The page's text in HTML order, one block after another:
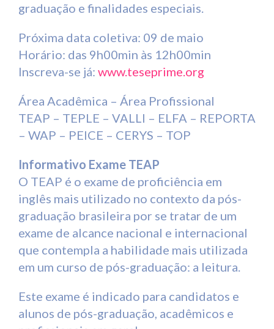
graduação e finalidades especiais.
Próxima data coletiva: 09 de maio
Horário: das 9h00min às 12h00min
Inscreva-se já: www.teseprime.org
Área Acadêmica – Área Profissional
TEAP – TEPLE – VALLI – ELFA – REPORTA
– WAP – PEICE – CERYS – TOP
Informativo Exame TEAP
O TEAP é o exame de proficiência em
inglês mais utilizado no contexto da pós-
graduação brasileira por se tratar de um
exame de alcance nacional e internacional
que contempla a habilidade mais utilizada
em um curso de pós-graduação: a leitura.
Este exame é indicado para candidatos e
alunos de pós-graduação, acadêmicos e